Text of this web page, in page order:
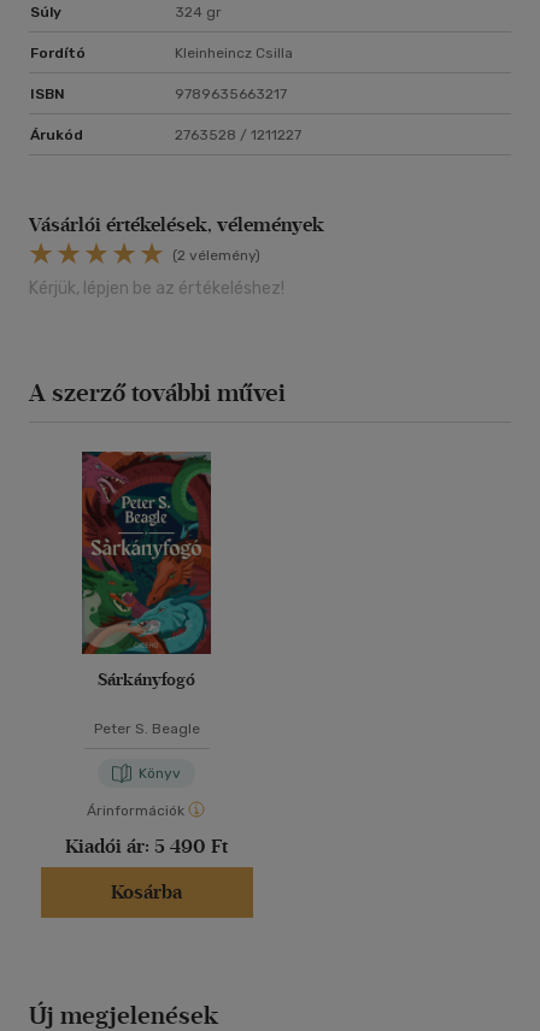
Súly 324 gr
Fordító Kleinheincz Csilla
ISBN 9789635663217
Árukód 2763528 / 1211227
Vásárlói értékelések, vélemények
(2 vélemény)
Kérjük, lépjen be az értékeléshez!
A szerző további művei
Sárkányfogó
Peter S. Beagle
Könyv
Árinformációk
Kiadói ár: 5 490 Ft
Kosárba
Új megjelenések